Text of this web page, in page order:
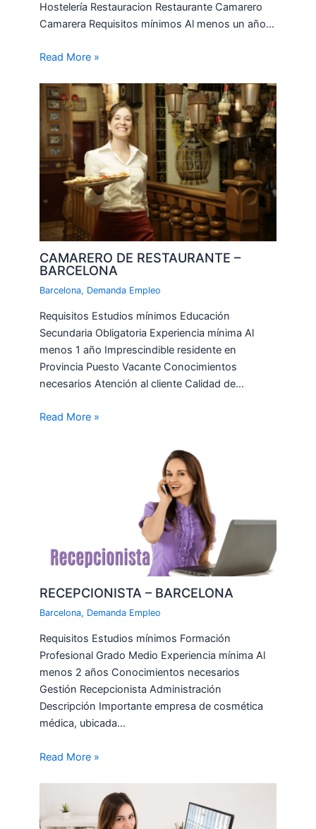
Hostelería Restauracion Restaurante Camarero
Camarera Requisitos mínimos Al menos un año…
Read More »
CAMARERO DE RESTAURANTE –
BARCELONA
Barcelona, Demanda Empleo
Requisitos Estudios mínimos Educación
Secundaria Obligatoria Experiencia mínima Al
menos 1 año Imprescindible residente en
Provincia Puesto Vacante Conocimientos
necesarios Atención al cliente Calidad de…
Read More »
RECEPCIONISTA – BARCELONA
Barcelona, Demanda Empleo
Requisitos Estudios mínimos Formación
Profesional Grado Medio Experiencia mínima Al
menos 2 años Conocimientos necesarios
Gestión Recepcionista Administración
Descripción Importante empresa de cosmética
médica, ubicada…
Read More »